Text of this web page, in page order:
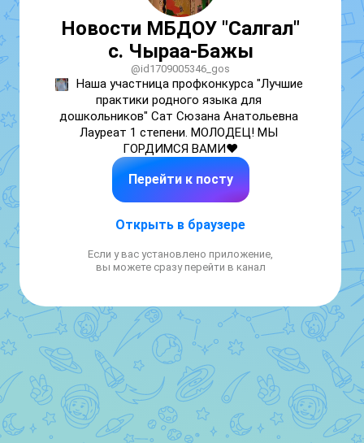
Новости МБДОУ "Салгал"
с. Чыраа-Бажы
@id1709005346_gos
Наша участница профконкурса "Лучшие
практики родного языка для
дошкольников" Сат Сюзана Анатольевна
Лауреат 1 степени. МОЛОДЕЦ! МЫ
ГОРДИМСЯ ВАМИ❤️
Перейти к посту
Открыть в браузере
Если у вас установлено приложение,
вы можете сразу перейти в канал